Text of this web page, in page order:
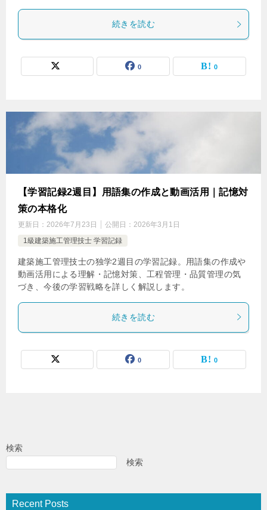
続きを読む
0 0
【学習記録2週目】用語集の作成と動画活用｜記憶対
策の本格化
更新日： 2026年7月23日 公開日： 2026年3月1日
1級建築施工管理技士 学習記録
建築施工管理技士の独学2週目の学習記録。用語集の作成や
動画活用による理解・記憶対策、工程管理・品質管理の気
づき、今後の学習戦略を詳しく解説します。
続きを読む
0 0
検索
検索
Recent Posts